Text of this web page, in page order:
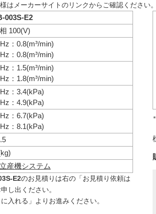
はメーカーサイトのリンクからご確認ください。
003S-E2
100(V)
：0.8(m³/min)
：0.8(m³/min)
：1.5(m³/min)
：1.8(m³/min)
：3.4(kPa)
：4.9(kPa)
：6.7(kPa)
：8.1(kPa)
産機システム
E2のお見積りは右の「お見積り依頼は
し出ください。
入れる」よりお進みください。